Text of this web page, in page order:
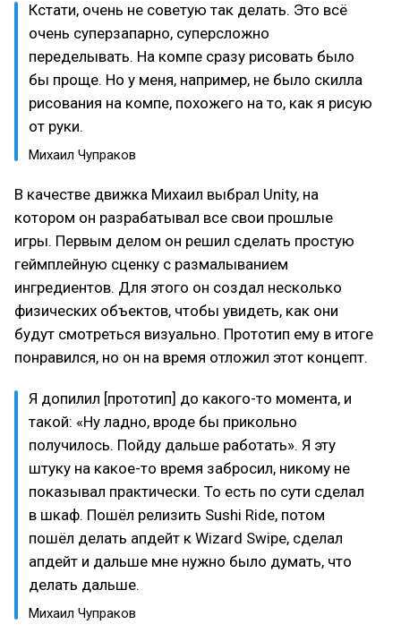
Кстати, очень не советую так делать. Это всё
очень суперзапарно, суперсложно
переделывать. На компе сразу рисовать было
бы проще. Но у меня, например, не было скилла
рисования на компе, похожего на то, как я рисую
от руки.
Михаил Чупраков
В качестве движка Михаил выбрал Unity, на
котором он разрабатывал все свои прошлые
игры. Первым делом он решил сделать простую
геймплейную сценку с размалыванием
ингредиентов. Для этого он создал несколько
физических объектов, чтобы увидеть, как они
будут смотреться визуально. Прототип ему в итоге
понравился, но он на время отложил этот концепт.
Я допилил [прототип] до какого-то момента, и
такой: «Ну ладно, вроде бы прикольно
получилось. Пойду дальше работать». Я эту
штуку на какое-то время забросил, никому не
показывал практически. То есть по сути сделал
в шкаф. Пошёл релизить Sushi Ride, потом
пошёл делать апдейт к Wizard Swipe, сделал
апдейт и дальше мне нужно было думать, что
делать дальше.
Михаил Чупраков